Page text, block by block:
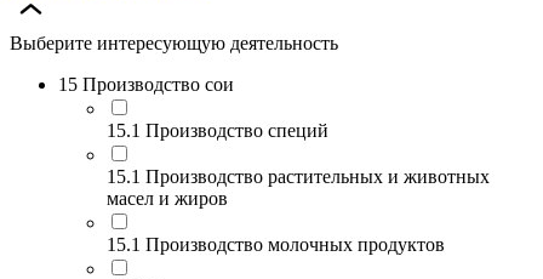
Выберите интересующую деятельность
15 Производство сои
15.1 Производство специй
15.1 Производство растительных и животных
масел и жиров
15.1 Производство молочных продуктов